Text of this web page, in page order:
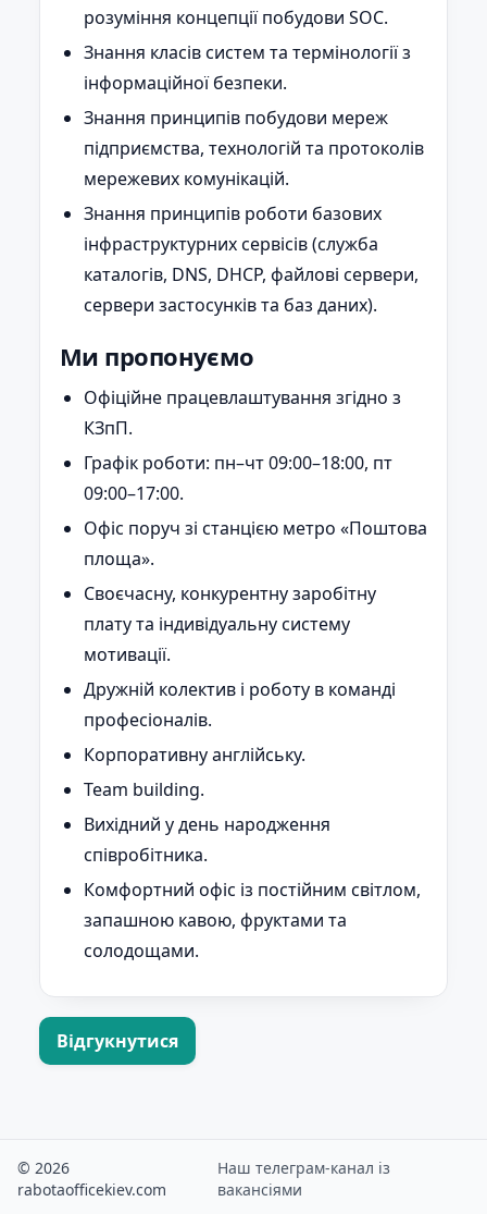
розуміння концепції побудови SOC.
Знання класів систем та термінології з
інформаційної безпеки.
Знання принципів побудови мереж
підприємства, технологій та протоколів
мережевих комунікацій.
Знання принципів роботи базових
інфраструктурних сервісів (служба
каталогів, DNS, DHCP, файлові сервери,
сервери застосунків та баз даних).
Ми пропонуємо
Офіційне працевлаштування згідно з
КЗпП.
Графік роботи: пн–чт 09:00–18:00, пт
09:00–17:00.
Офіс поруч зі станцією метро «Поштова
площа».
Своєчасну, конкурентну заробітну
плату та індивідуальну систему
мотивації.
Дружній колектив і роботу в команді
професіоналів.
Корпоративну англійську.
Team building.
Вихідний у день народження
співробітника.
Комфортний офіс із постійним світлом,
запашною кавою, фруктами та
солодощами.
Відгукнутися
© 2026
rabotaofficekiev.com
Наш телеграм-канал із
вакансіями